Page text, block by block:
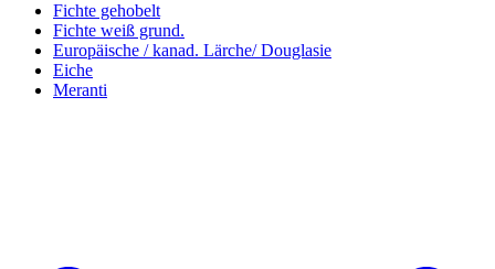
Fichte gehobelt
Fichte weiß grund.
Europäische / kanad. Lärche/ Douglasie
Eiche
Meranti